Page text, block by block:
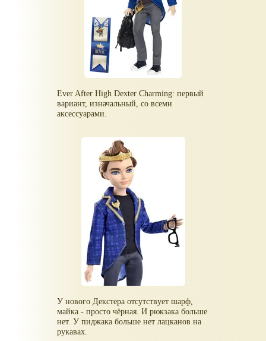
Ever After High Dexter Charming: первый
вариант, изначальный, со всеми
аксессуарами.
У нового Декстера отсутствует шарф,
майка - просто чёрная. И рюкзака больше
нет. У пиджака больше нет лацканов на
рукавах.